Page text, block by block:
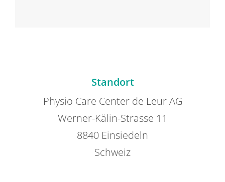
Standort
Physio Care Center de Leur AG
Werner-Kälin-Strasse 11
8840 Einsiedeln
Schweiz